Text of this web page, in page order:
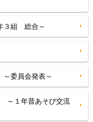
３組 総合～
委員会発表～
～１年昔あそび交流